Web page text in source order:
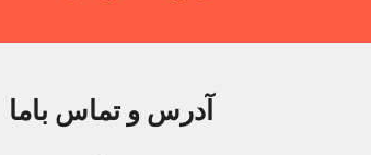
آدرس و تماس باما